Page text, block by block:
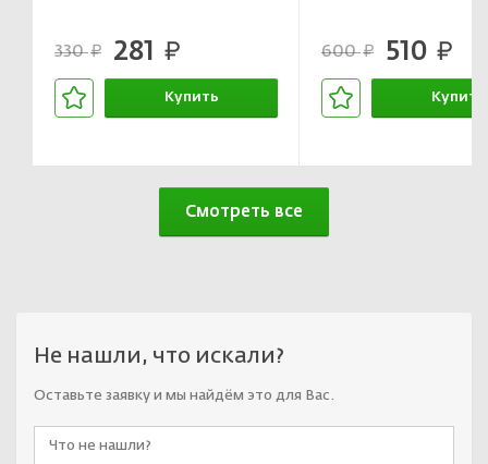
330руб. 281 руб.
Купить
600руб. 510 руб.
Купить
Смотреть все
Не нашли, что искали?
Оставьте заявку и мы найдём это для Вас.